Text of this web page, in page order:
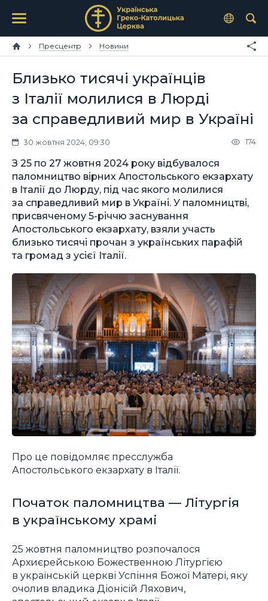
Пресцентр Новини
Близько тисячі українців
з Італії молилися в Люрді
за справедливий мир в Україні
30 жовтня 2024, 09:30 174
З 25 по 27 жовтня 2024 року відбувалося
паломництво вірних Апостольського екзархату
в Італії до Люрду, під час якого молилися
за справедливий мир в Україні. У паломництві,
присвяченому 5-річчю заснування
Апостольського екзархату, взяли участь
близько тисячі прочан з українських парафій
та громад з усієї Італії.
Про це повідомляє пресслужба
Апостольського екзархату в Італії.
Початок паломництва — Літургія
в українському храмі
25 жовтня паломництво розпочалося
Архиєрейською Божественною Літургією
в українській церкві Успіння Божої Матері, яку
очолив владика Діонісій Ляхович,